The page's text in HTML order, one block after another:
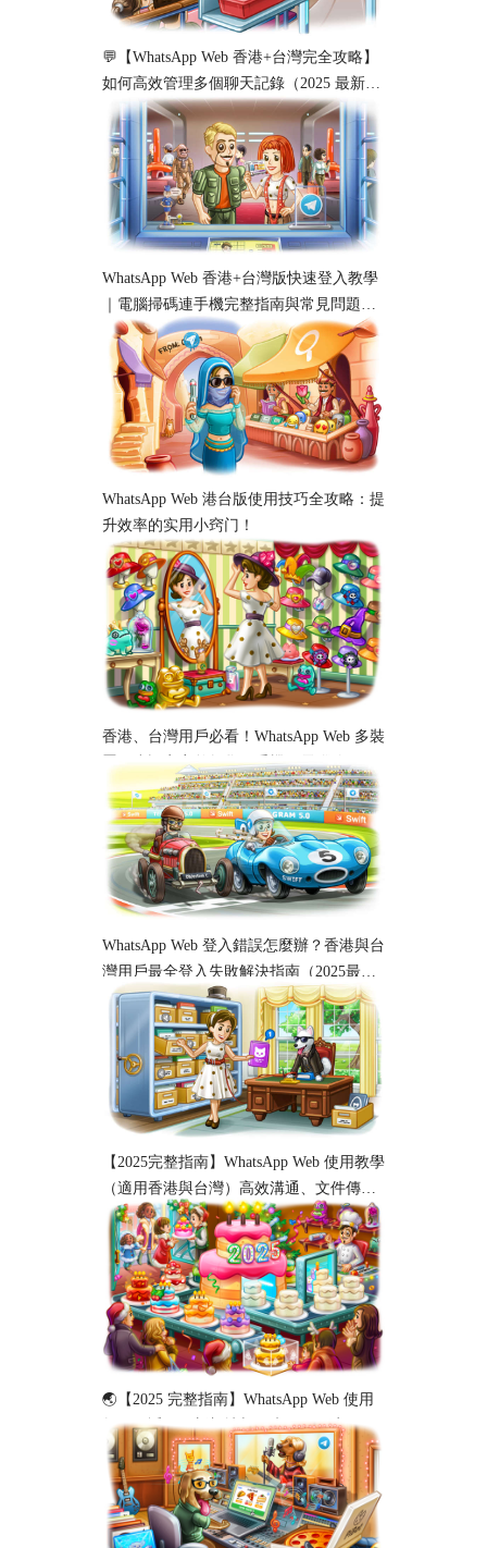
💬【WhatsApp Web 香港+台灣完全攻略】
如何高效管理多個聊天記錄（2025 最新教
學）
WhatsApp Web 香港+台灣版快速登入教學
｜電腦掃碼連手機完整指南與常見問題解
析
WhatsApp Web 港台版使用技巧全攻略：提
升效率的实用小窍门！
香港、台灣用戶必看！WhatsApp Web 多裝
置同步設定完整教學｜手機、電腦跨平台
使用指南
WhatsApp Web 登入錯誤怎麼辦？香港與台
灣用戶最全登入失敗解決指南（2025最
新）
【2025完整指南】WhatsApp Web 使用教學
（適用香港與台灣）高效溝通、文件傳輸
與工作協作必備！
🌏【2025 完整指南】WhatsApp Web 使用
教程（适用于新加坡与马来西亚用户）